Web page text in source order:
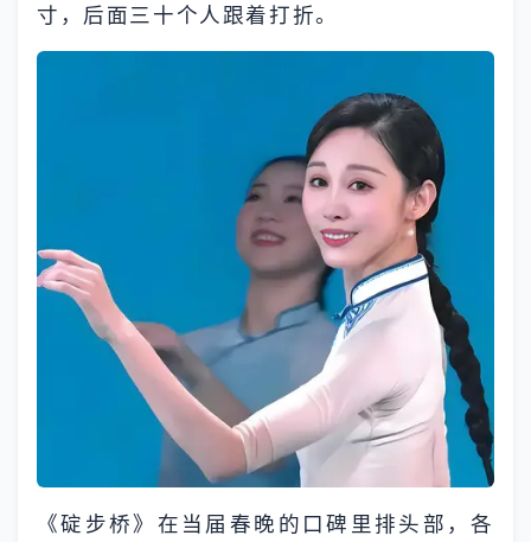
寸，后面三十个人跟着打折。
《碇步桥》在当届春晚的口碑里排头部，各